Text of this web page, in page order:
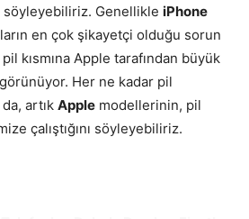
söyleyebiliriz. Genellikle iPhone
en çok şikayetçi olduğu sorun
pil kısmına Apple tarafından büyük
Her ne kadar pil
artık Apple modellerinin, pil
çalıştığını söyleyebiliriz.